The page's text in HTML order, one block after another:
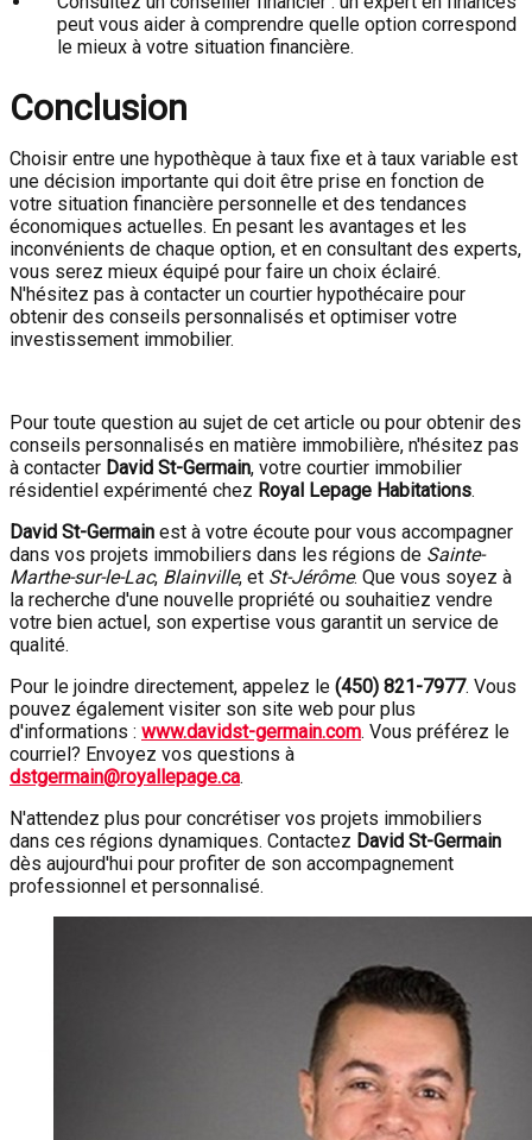
peut vous aider à comprendre quelle option correspond
le mieux à votre situation financière.
Conclusion
Choisir entre une hypothèque à taux fixe et à taux variable est
une décision importante qui doit être prise en fonction de
votre situation financière personnelle et des tendances
économiques actuelles. En pesant les avantages et les
inconvénients de chaque option, et en consultant des experts,
vous serez mieux équipé pour faire un choix éclairé.
N'hésitez pas à contacter un courtier hypothécaire pour
obtenir des conseils personnalisés et optimiser votre
investissement immobilier.
Pour toute question au sujet de cet article ou pour obtenir des
conseils personnalisés en matière immobilière, n'hésitez pas
à contacter David St-Germain, votre courtier immobilier
résidentiel expérimenté chez Royal Lepage Habitations.
David St-Germain est à votre écoute pour vous accompagner
dans vos projets immobiliers dans les régions de Sainte-
Marthe-sur-le-Lac, Blainville, et St-Jérôme. Que vous soyez à
la recherche d'une nouvelle propriété ou souhaitiez vendre
votre bien actuel, son expertise vous garantit un service de
qualité.
Pour le joindre directement, appelez le (450) 821-7977. Vous
pouvez également visiter son site web pour plus
d'informations : www.davidst-germain.com. Vous préférez le
courriel? Envoyez vos questions à
dstgermain@royallepage.ca.
N'attendez plus pour concrétiser vos projets immobiliers
dans ces régions dynamiques. Contactez David St-Germain
dès aujourd'hui pour profiter de son accompagnement
professionnel et personnalisé.